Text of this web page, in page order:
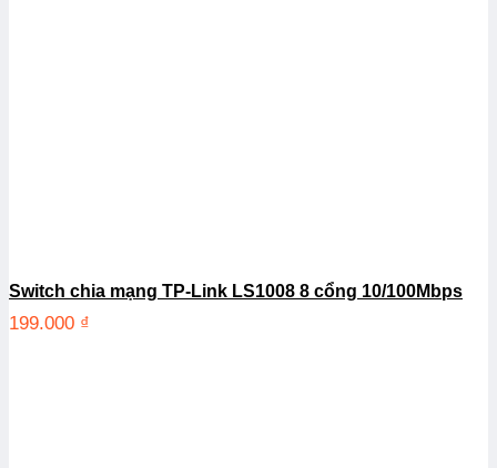
Switch chia mạng TP-Link LS1008 8 cổng 10/100Mbps
199.000 ₫